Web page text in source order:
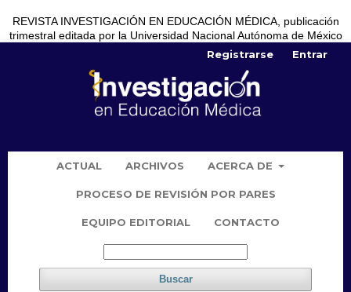
REVISTA INVESTIGACIÓN EN EDUCACIÓN MÉDICA, publicación
trimestral editada por la Universidad Nacional Autónoma de México
ACTUAL ARCHIVOS ACERCA DE
PROCESO DE REVISIÓN POR PARES
EQUIPO EDITORIAL CONTACTO
Buscar
Registrarse Entrar